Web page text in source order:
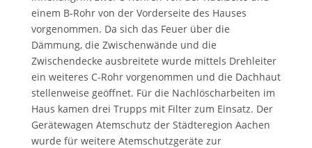
einem B-Rohr von der Vorderseite des Hauses
vorgenommen. Da sich das Feuer über die
Dämmung, die Zwischenwände und die
Zwischendecke ausbreitete wurde mittels Drehleiter
ein weiteres C-Rohr vorgenommen und die Dachhaut
stellenweise geöffnet. Für die Nachlöscharbeiten im
Haus kamen drei Trupps mit Filter zum Einsatz. Der
Gerätewagen Atemschutz der Städteregion Aachen
wurde für weitere Atemschutzgeräte zur